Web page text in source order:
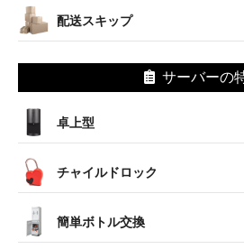
配送スキップ
サーバーの
卓上型
チャイルドロック
簡単ボトル交換